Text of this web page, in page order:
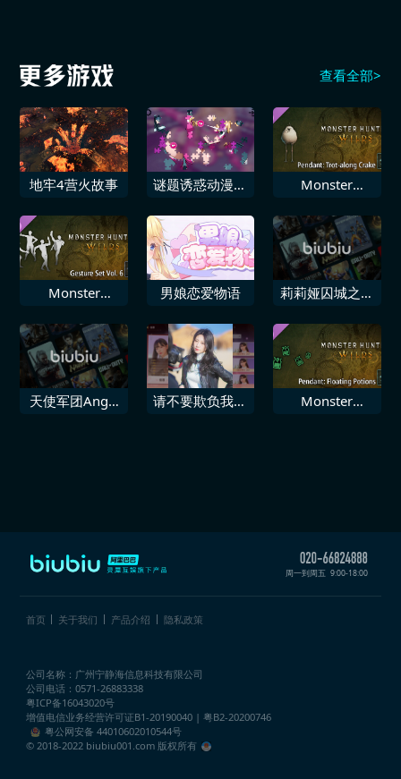
查看全部>
地牢4营火故事
谜题诱惑动漫揭
Monster
追加饰物“小踱
柔毛秧鸡”
Monster
追加肢体动作组
合Vol.6
男娘恋爱物语
莉莉娅囚城之堕
色扮演照
天使军团Angel
请不要欺负我，
Monster
周一到周五 9:00-18:00
首页 关于我们 产品介绍 隐私政策
公司名称：广州宁静海信息科技有限公司
公司电话：0571-26883338
粤ICP备16043020号
增值电信业务经营许可证B1-20190040 | 粤B2-20200746
粤公网安备 44010602010544号
© 2018-2022 biubiu001.com 版权所有